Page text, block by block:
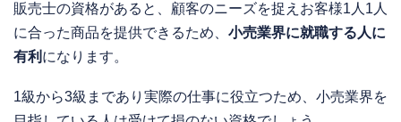
販売士の資格があると、顧客のニーズを捉えお客様1人1人
に合った商品を提供できるため、 小売業界に就職する人に
有利 になります。
1級から3級まであり実際の仕事に役立つため、小売業界を